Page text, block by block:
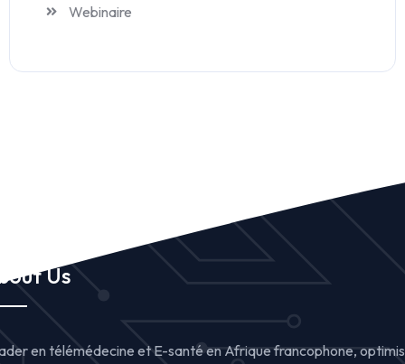
Webinaire
Us
en télémédecine et E-santé en Afrique francophone,